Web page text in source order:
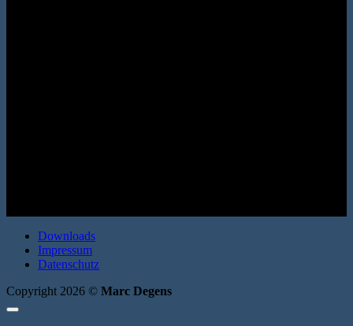
Downloads
Impressum
Datenschutz
Copyright 2026 © Marc Degens